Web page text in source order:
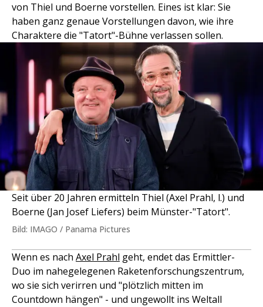
von Thiel und Boerne vorstellen. Eines ist klar: Sie
haben ganz genaue Vorstellungen davon, wie ihre
Charaktere die "Tatort"-Bühne verlassen sollen.
Seit über 20 Jahren ermitteln Thiel (Axel Prahl, l.) und
Boerne (Jan Josef Liefers) beim Münster-"Tatort".
Bild: IMAGO / Panama Pictures
Wenn es nach Axel Prahl geht, endet das Ermittler-
Duo im nahegelegenen Raketenforschungszentrum,
wo sie sich verirren und "plötzlich mitten im
Countdown hängen" - und ungewollt ins Weltall